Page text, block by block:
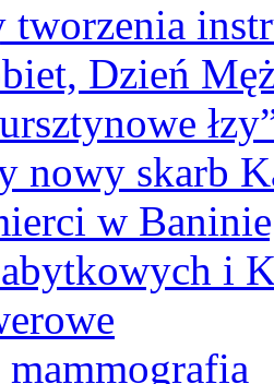
tworzenia
Dzień
nowy skarb
w
i